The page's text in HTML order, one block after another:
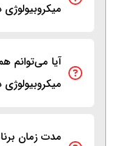
میکروبیولوژی
آیا می‌توانم
میکروبیولوژی
مدت زمان